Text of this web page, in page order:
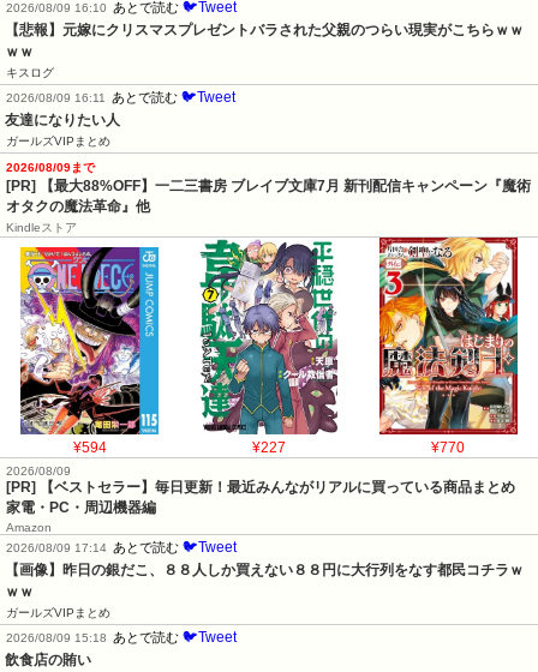
2026/08/09 16:10 あとで読む 🐦Tweet
【悲報】元嫁にクリスマスプレゼントバラされた父親のつらい現実がこちらｗｗ
ｗｗ
キスログ
2026/08/09 16:11 あとで読む 🐦Tweet
友達になりたい人
ガールズVIPまとめ
2026/08/09まで
[PR] 【最大88%OFF】一二三書房 ブレイブ文庫7月 新刊配信キャンペーン『魔術
オタクの魔法革命』他
Kindleストア
¥594 ¥227 ¥770
2026/08/09
[PR] 【ベストセラー】毎日更新！最近みんながリアルに買っている商品まとめ
家電・PC・周辺機器編
Amazon
2026/08/09 17:14 あとで読む 🐦Tweet
【画像】昨日の銀だこ、８８人しか買えない８８円に大行列をなす都民コチラｗ
ｗｗ
ガールズVIPまとめ
2026/08/09 15:18
あとで読む 🐦Tweet
飲食店の賄い